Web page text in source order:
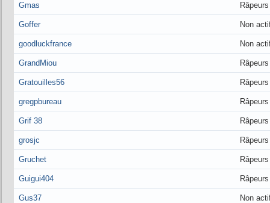
Gmas
Goffer Non
goodluckfrance Non
GrandMiou
Gratouilles56
gregpbureau
Grif 38
grosjc
Gruchet
Guigui404
Gus37 Non